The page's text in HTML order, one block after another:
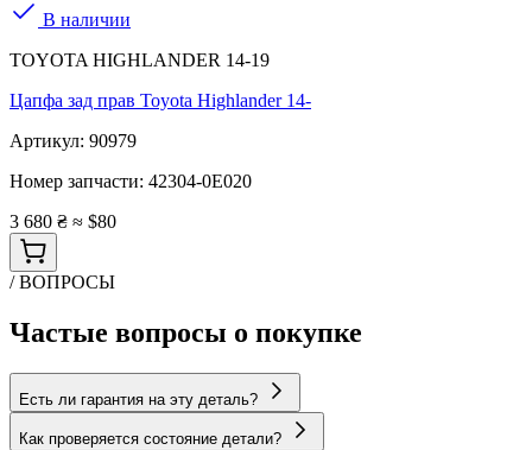
В наличии
TOYOTA HIGHLANDER 14-19
Цапфа зад прав Toyota Highlander 14-
Артикул: 90979
Номер запчасти: 42304-0E020
3 680 ₴ ≈ $80
/ ВОПРОСЫ
Частые вопросы о покупке
Есть ли гарантия на эту деталь?
Как проверяется состояние детали?